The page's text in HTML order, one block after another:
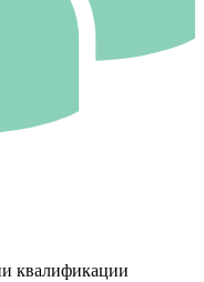
квалификации